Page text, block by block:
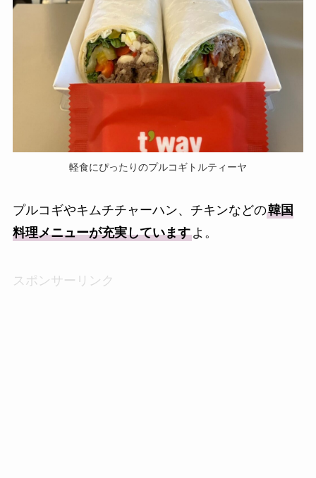
軽食にぴったりのプルコギトルティーヤ
プルコギやキムチチャーハン、チキンなどの韓国
料理メニューが充実していますよ。
スポンサーリンク